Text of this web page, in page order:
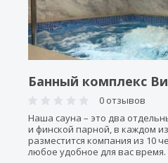
Банный комплекс
0 отзывов
Наша сауна – это два
и финской парной, в каждом
разместится компания из 10
любое удобное для вас время.